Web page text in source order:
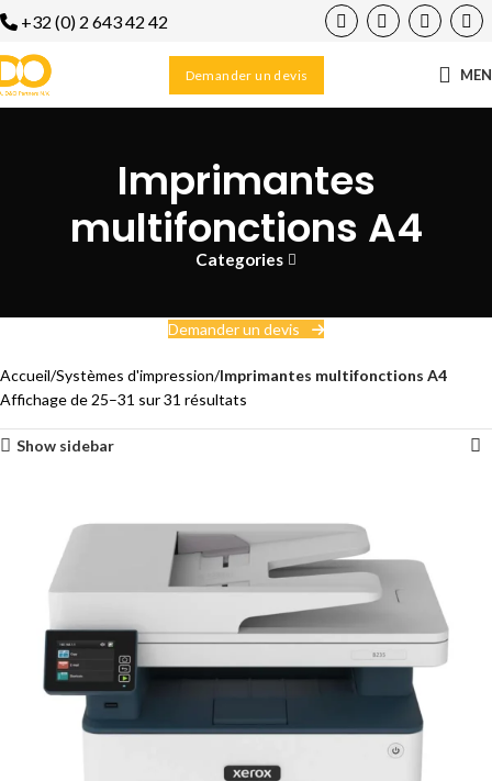
+32 (0) 2 643 42 42
Demander un devis
Imprimantes
multifonctions A4
Categories
Demander un devis
Accueil Systèmes d'impression Imprimantes multifonctions A4
Affichage de 25–31 sur 31 résultats
Show sidebar